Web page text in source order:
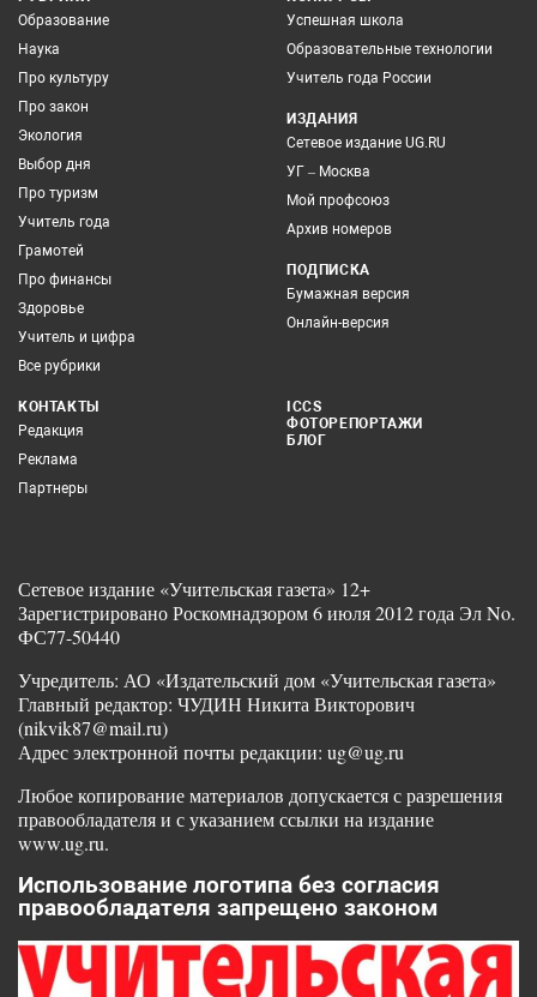
Образование
Наука
Про культуру
Про закон
Экология
Выбор дня
Про туризм
Учитель года
Грамотей
Про финансы
Здоровье
Учитель и цифра
Все рубрики
Успешная школа
Образовательные технологии
Учитель года России
ИЗДАНИЯ
Сетевое издание UG.RU
УГ – Москва
Мой профсоюз
Архив номеров
ПОДПИСКА
Бумажная версия
Онлайн-версия
КОНТАКТЫ
Редакция
Реклама
Партнеры
ICCS
ФОТОРЕПОРТАЖИ
БЛОГ
Сетевое издание «Учительская газета» 12+
Зарегистрировано Роскомнадзором 6 июля 2012 года Эл No.
ФС77-50440
Учредитель: АО «Издательский дом «Учительская газета»
Главный редактор: ЧУДИН Никита Викторович
(nikvik87@mail.ru)
Адрес электронной почты редакции: ug@ug.ru
Любое копирование материалов допускается с разрешения
правообладателя и с указанием ссылки на издание
www.ug.ru.
Использование логотипа без согласия
правообладателя запрещено законом